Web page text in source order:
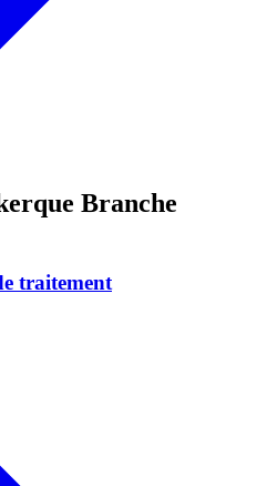
Branche
traitement